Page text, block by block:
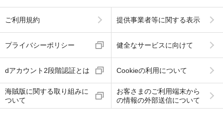
ご利用規約 提供事業者等に関する表示
プライバシーポリシー 健全なサービスに向けて
dアカウント2段階認証とは Cookieの利用について
海賊版に関する取り組みに
ついて
お客さまのご利用端末から
の情報の外部送信について